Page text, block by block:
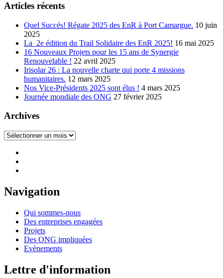
Articles récents
Quel Succés! Régate 2025 des EnR à Port Camargue. 10 juin
2025
La 2e édition du Trail Solidaire des EnR 2025! 16 mai 2025
16 Nouveaux Projets pour les 15 ans de Synergie
Renouvelable ! 22 avril 2025
Irisolar 26 : La nouvelle charte qui porte 4 missions
humanitaires. 12 mars 2025
Nos Vice-Présidents 2025 sont élus ! 4 mars 2025
Journée mondiale des ONG 27 février 2025
Archives
Archives
Navigation
Qui sommes-nous
Des entreprises engagées
Projets
Des ONG impliquées
Evènements
Lettre d'information